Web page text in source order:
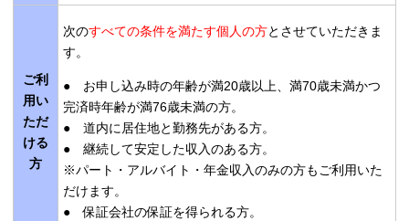
ご利
用い
ただ
ける
方
次のすべての条件を満たす個人の方とさせていただきま
す。
● お申し込み時の年齢が満20歳以上、満70歳未満かつ
完済時年齢が満76歳未満の方。
● 道内に居住地と勤務先がある方。
● 継続して安定した収入のある方。
※パート・アルバイト・年金収入のみの方もご利用いた
だけます。
● 保証会社の保証を得られる方。